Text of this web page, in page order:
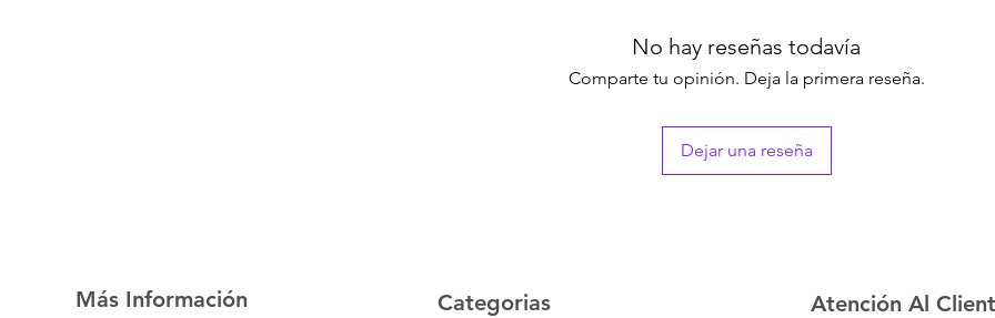
los bordes rizados,
complicaciones.
cabelludo y ayuda a
No hay reseñas todavía
Comparte tu opinión. Deja la primera reseña.
Dejar una reseña
Más Información Categorias Atención Al